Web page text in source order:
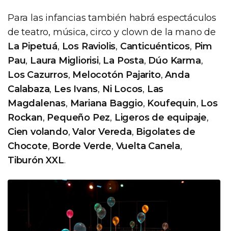
Para las infancias también habrá espectáculos
de teatro, música, circo y clown de la mano de
La Pipetuá, Los Raviolis, Canticuénticos, Pim
Pau, Laura Migliorisi, La Posta, Dúo Karma,
Los Cazurros, Melocotón Pajarito,Anda
Calabaza, Les Ivans, Ni Locos, Las
Magdalenas, Mariana Baggio, Koufequin, Los
Rockan, Pequeño Pez, Ligeros de equipaje,
Cien volando,Valor Vereda, Bigolates de
Chocote, Borde Verde, Vuelta Canela,
Tiburón XXL.